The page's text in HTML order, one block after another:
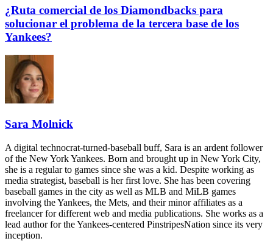
¿Ruta comercial de los Diamondbacks para
solucionar el problema de la tercera base de los
Yankees?
Sara Molnick
A digital technocrat-turned-baseball buff, Sara is an ardent follower
of the New York Yankees. Born and brought up in New York City,
she is a regular to games since she was a kid. Despite working as
media strategist, baseball is her first love. She has been covering
baseball games in the city as well as MLB and MiLB games
involving the Yankees, the Mets, and their minor affiliates as a
freelancer for different web and media publications. She works as a
lead author for the Yankees-centered PinstripesNation since its very
inception.